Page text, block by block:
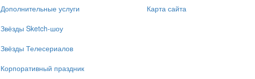
Дополнительные услуги
Звёзды Sketch-шоу
Звёзды Телесериалов
Корпоративный праздник
Карта сайта